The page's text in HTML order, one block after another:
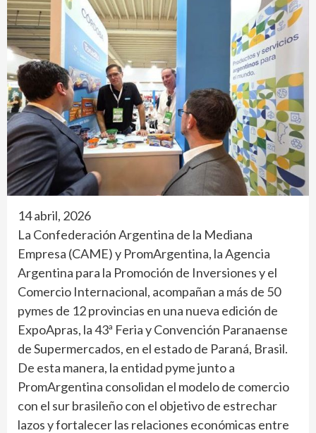
14 abril, 2026
La Confederación Argentina de la Mediana
Empresa (CAME) y PromArgentina, la Agencia
Argentina para la Promoción de Inversiones y el
Comercio Internacional, acompañan a más de 50
pymes de 12 provincias en una nueva edición de
ExpoApras, la 43ª Feria y Convención Paranaense
de Supermercados, en el estado de Paraná, Brasil.
De esta manera, la entidad pyme junto a
PromArgentina consolidan el modelo de comercio
con el sur brasileño con el objetivo de estrechar
lazos y fortalecer las relaciones económicas entre